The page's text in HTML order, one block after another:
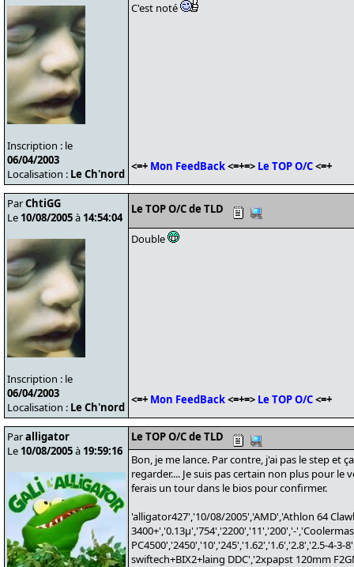
Inscription : le
06/04/2003
Localisation : Le Ch'nord
C'est noté
<=+ Mon FeedBack<=+=> Le TOP O/C<=+
ParChtiGG
Le 10/08/2005à 14:54:04
Inscription : le
06/04/2003
Localisation : Le Ch'nord
Le TOP O/C de TLD
Double
<=+ Mon FeedBack<=+=> Le TOP O/C<=+
Paralligator
Le 10/08/2005à 19:59:16
Le TOP O/C de TLD
Bon, je me lance. Par contre, j'ai pas le step et
regarder.... Je suis pas certain non plus pour le
ferais un tour dans le bios pour confirmer.
'alligator427','10/08/2005','AMD','Athlon 64
3400+','0.13µ','754','2200','11','200','-
PC4500','2450','10','245','1.62','1.6','2.8','2.5-4-3-
swiftech+BIX2+laing DDC','2xpapst 120mm